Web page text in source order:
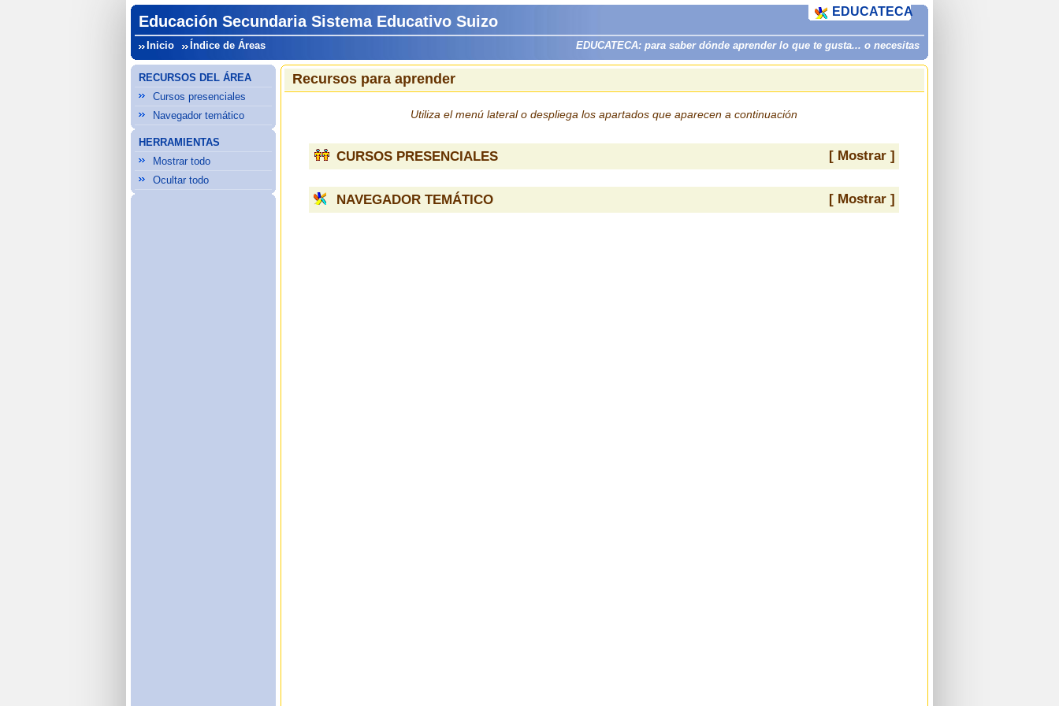
Educación Secundaria Sistema Educativo Suizo
Inicio Índice de Áreas EDUCATECA: para saber dónde aprender lo que te gusta... o necesitas
EDUCATECA
RECURSOS DEL ÁREA
Cursos presenciales
Navegador temático
HERRAMIENTAS
Mostrar todo
Ocultar todo
Recursos para aprender
Utiliza el menú lateral o despliega los apartados que aparecen a continuación
CURSOS PRESENCIALES [ Mostrar ]
NAVEGADOR TEMÁTICO [ Mostrar ]